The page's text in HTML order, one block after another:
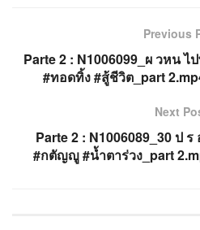
Previous
Parte 2 : N1006099_ผ วหน ไ
#ทอดทิ้ง #สู้ชีวิต_part
Next
Parte 2 : N1006089_30 ป
#กตัญญู #น้ำตาร่วง_part